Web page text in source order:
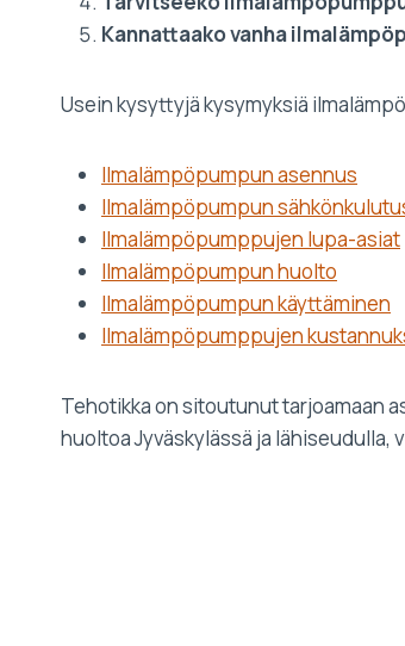
Kannattaako vanha
Usein kysyttyjä kysymyksiä
Ilmalämpöpumpun asennus
Ilmalämpöpumpun
Ilmalämpöpumppujen lupa-asiat
Ilmalämpöpumpun huolto
Ilmalämpöpumpun käyttäminen
Ilmalämpöpumppujen
Tehotikka on sitoutunut tarjoamaan
huoltoa Jyväskylässä ja